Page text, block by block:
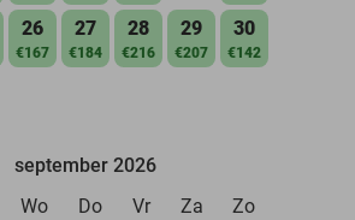
26
€167
27
€184
28
€216
29
€207
30
€142
september 2026
Wo Do Vr Za Zo